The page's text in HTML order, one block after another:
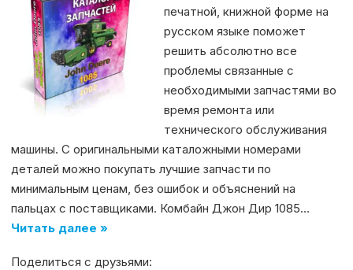
печатной, книжной форме на
русском языке поможет
решить абсолютно все
проблемы связанные с
необходимыми запчастями во
время ремонта или
технического обслуживания
машины. С оригинальными каталожными номерами
деталей можно покупать лучшие запчасти по
минимальным ценам, без ошибок и объяснений на
пальцах с поставщиками. Комбайн Джон Дир 1085…
Читать далее »
Поделиться с друзьями: